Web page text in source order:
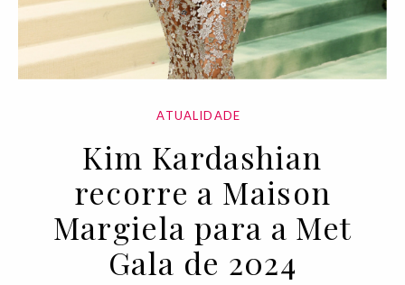
ATUALIDADE
Kim Kardashian
recorre a Maison
Margiela para a Met
Gala de 2024